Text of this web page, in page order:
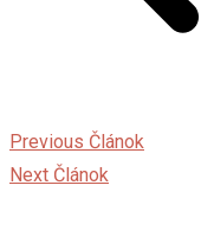
Previous Článok
Next Článok